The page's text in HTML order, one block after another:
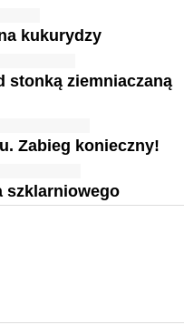
kukurydzy
stonką ziemniaczaną
Zabieg konieczny!
szklarniowego